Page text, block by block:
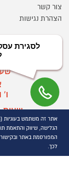
צור קשר
הצהרת נגישות
מוקד
ו'
שעות
הגלישה, שיווק והתאמת
המפורסמת באתר ובקישור
לכך.